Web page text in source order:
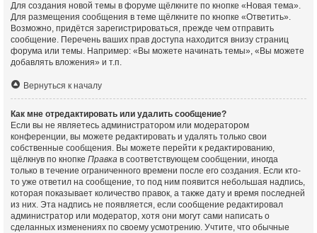
Для создания новой темы в форуме щёлкните по кнопке «Новая тема».
Для размещения сообщения в теме щёлкните по кнопке «Ответить».
Возможно, придётся зарегистрироваться, прежде чем отправить
сообщение. Перечень ваших прав доступа находится внизу страниц
форума или темы. Например: «Вы можете начинать темы», «Вы можете
добавлять вложения» и т.п.
Вернуться к началу
Как мне отредактировать или удалить сообщение?
Если вы не являетесь администратором или модератором
конференции, вы можете редактировать и удалять только свои
собственные сообщения. Вы можете перейти к редактированию,
щёлкнув по кнопке Правка в соответствующем сообщении, иногда
только в течение ограниченного времени после его создания. Если кто-
то уже ответил на сообщение, то под ним появится небольшая надпись,
которая показывает количество правок, а также дату и время последней
из них. Эта надпись не появляется, если сообщение редактировал
администратор или модератор, хотя они могут сами написать о
сделанных изменениях по своему усмотрению. Учтите, что обычные